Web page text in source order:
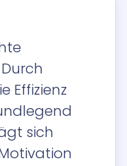
Effizienz
sich